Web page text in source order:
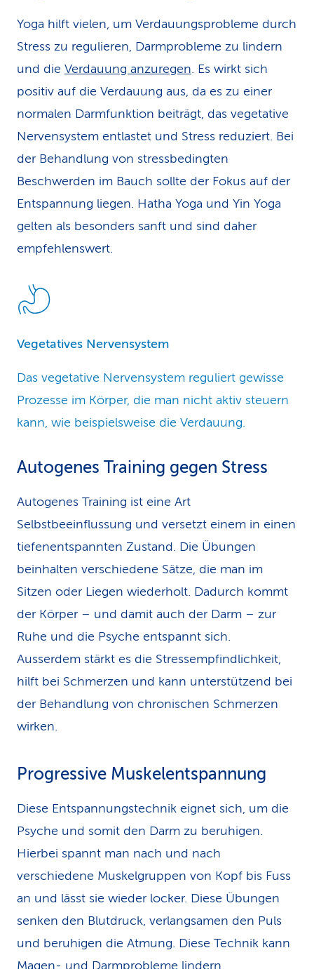
Yoga hilft vielen, um Verdauungs­probleme durch
Stress zu regulieren, Darmprobleme zu lindern
und die Verdauung anzuregen. Es wirkt sich
positiv auf die Verdauung aus, da es zu einer
normalen Darmfunktion beiträgt, das vegetative
Nervensystem entlastet und Stress reduziert. Bei
der Behandlung von stressbedingten
Beschwerden im Bauch sollte der Fokus auf der
Entspannung liegen. Hatha Yoga und Yin Yoga
gelten als besonders sanft und sind daher
empfehlenswert.
Vegetatives Nervensystem
Das vegetative Nervensystem reguliert gewisse
Prozesse im Körper, die man nicht aktiv steuern
kann, wie beispielsweise die Verdauung.
Autogenes Training gegen Stress
Autogenes Training ist eine Art
Selbstbeeinflussung und versetzt einem in einen
tiefenentspannten Zustand. Die Übungen
beinhalten verschiedene Sätze, die man im
Sitzen oder Liegen wiederholt. Dadurch kommt
der Körper – und damit auch der Darm – zur
Ruhe und die Psyche entspannt sich.
Ausserdem stärkt es die Stressempfindlichkeit,
hilft bei Schmerzen und kann unterstützend bei
der Behandlung von chronischen Schmerzen
wirken.
Progressive Muskelentspannung
Diese Entspannungstechnik eignet sich, um die
Psyche und somit den Darm zu beruhigen.
Hierbei spannt man nach und nach
verschiedene Muskelgruppen von Kopf bis Fuss
an und lässt sie wieder locker. Diese Übungen
senken den Blutdruck, verlangsamen den Puls
und beruhigen die Atmung. Diese Technik kann
Magen- und Darmprobleme lindern.